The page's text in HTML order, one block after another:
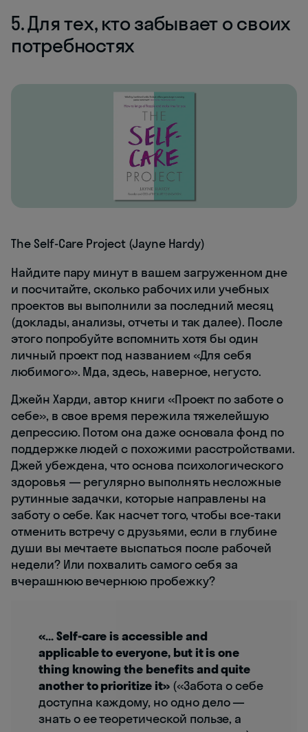
5. Для тех, кто забывает о своих
потребностях
The Self-Care Project (Jayne Hardy)
Найдите пару минут в вашем загруженном дне
и посчитайте, сколько рабочих или учебных
проектов вы выполнили за последний месяц
(доклады, анализы, отчеты и так далее). После
этого попробуйте вспомнить хотя бы один
личный проект под названием «Для себя
любимого». Мда, здесь, наверное, негусто.
Джейн Харди, автор книги «Проект по заботе о
себе», в свое время пережила тяжелейшую
депрессию. Потом она даже основала фонд по
поддержке людей с похожими расстройствами.
Джей убеждена, что основа психологического
здоровья — регулярно выполнять несложные
рутинные задачки, которые направлены на
заботу о себе. Как насчет того, чтобы все-таки
отменить встречу с друзьями, если в глубине
души вы мечтаете выспаться после рабочей
недели? Или похвалить самого себя за
вчерашнюю вечернюю пробежку?
«… Self-care is accessible and
applicable to everyone, but it is one
thing knowing the benefits and quite
another to prioritize it»(«Забота о себе
доступна каждому, но одно дело —
знать о ее теоретической пользе, а